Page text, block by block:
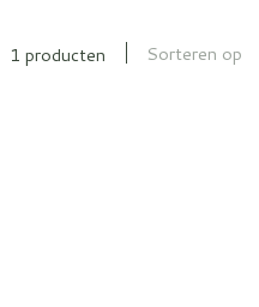
1 producten Sorteren op